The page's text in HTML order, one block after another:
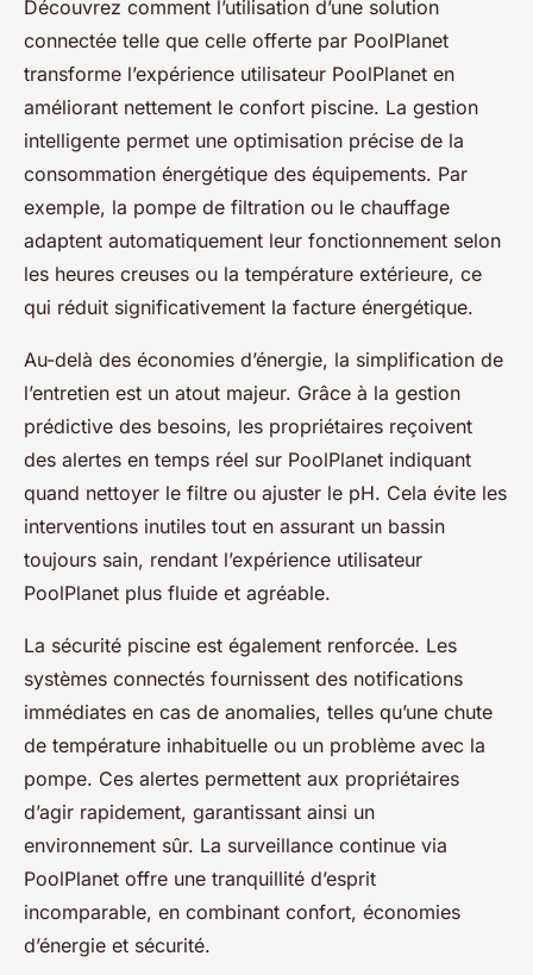
Découvrez comment l’utilisation d’une solution
connectée telle que celle offerte par PoolPlanet
transforme l’expérience utilisateur PoolPlanet en
améliorant nettement le confort piscine. La gestion
intelligente permet une optimisation précise de la
consommation énergétique des équipements. Par
exemple, la pompe de filtration ou le chauffage
adaptent automatiquement leur fonctionnement selon
les heures creuses ou la température extérieure, ce
qui réduit significativement la facture énergétique.
Au-delà des économies d’énergie, la simplification de
l’entretien est un atout majeur. Grâce à la gestion
prédictive des besoins, les propriétaires reçoivent
des alertes en temps réel sur PoolPlanet indiquant
quand nettoyer le filtre ou ajuster le pH. Cela évite les
interventions inutiles tout en assurant un bassin
toujours sain, rendant l’expérience utilisateur
PoolPlanet plus fluide et agréable.
La sécurité piscine est également renforcée. Les
systèmes connectés fournissent des notifications
immédiates en cas de anomalies, telles qu’une chute
de température inhabituelle ou un problème avec la
pompe. Ces alertes permettent aux propriétaires
d’agir rapidement, garantissant ainsi un
environnement sûr. La surveillance continue via
PoolPlanet offre une tranquillité d’esprit
incomparable, en combinant confort, économies
d’énergie et sécurité.